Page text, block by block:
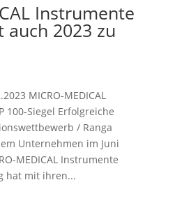
Instrumente
auch 2023 zu
MICRO-MEDICAL
100-Siegel Erfolgreiche
/ Ranga
Unternehmen im Juni
MEDICAL Instrumente
hat mit ihren...